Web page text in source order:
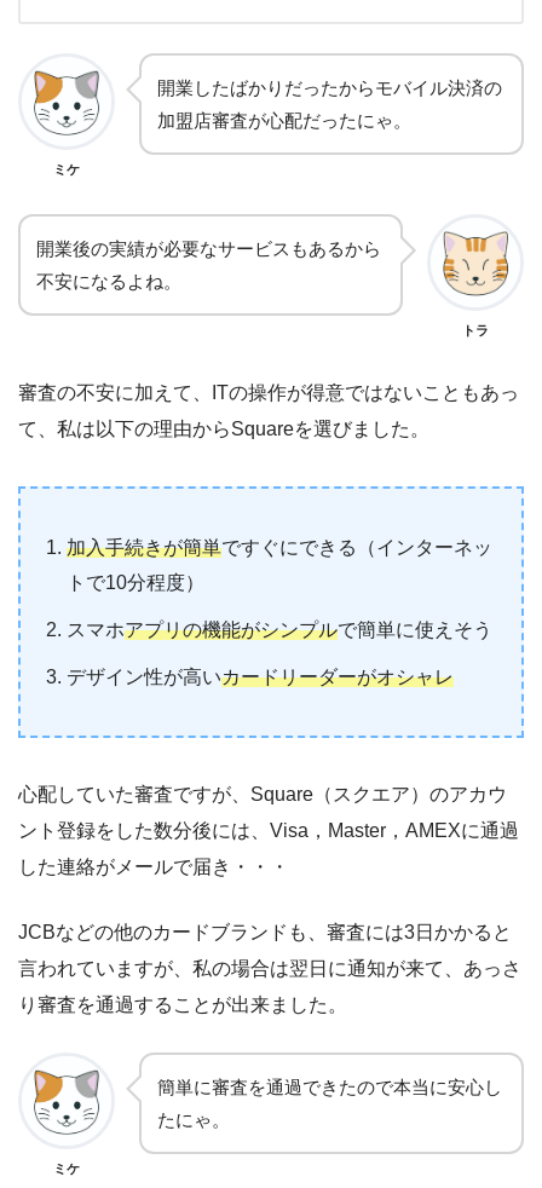
ミケ
開業したばかりだったからモバイル決済の
加盟店審査が心配だったにゃ。
開業後の実績が必要なサービスもあるから
不安になるよね。
トラ
審査の不安に加えて、ITの操作が得意ではないこともあっ
て、私は以下の理由からSquareを選びました。
加入手続きが簡単ですぐにできる（インターネッ
トで10分程度）
スマホアプリの機能がシンプルで簡単に使えそう
デザイン性が高いカードリーダーがオシャレ
心配していた審査ですが、Square（スクエア）のアカウ
ント登録をした数分後には、Visa，Master，AMEXに通過
した連絡がメールで届き・・・
JCBなどの他のカードブランドも、審査には3日かかると
言われていますが、私の場合は翌日に通知が来て、あっさ
り審査を通過することが出来ました。
ミケ
簡単に審査を通過できたので本当に安心し
たにゃ。